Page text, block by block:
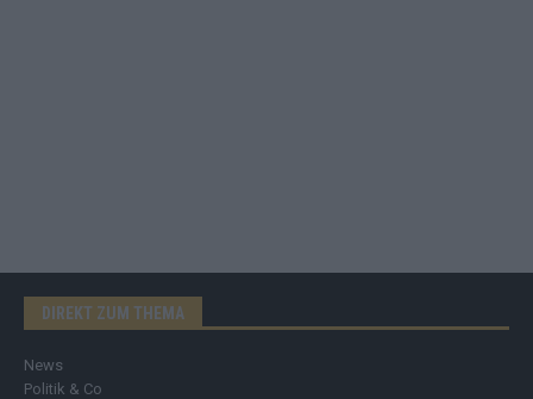
DIREKT ZUM THEMA
News
Politik & Co